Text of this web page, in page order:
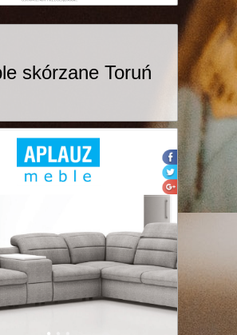
skórzane Toruń